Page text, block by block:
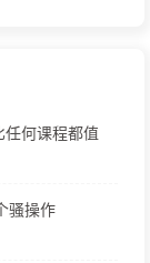
何课程都值
骚操作